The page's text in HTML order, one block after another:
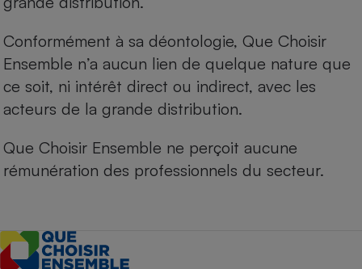
Conformément à sa déontologie, Que Choisir
Ensemble n’a aucun lien de quelque nature que
ce soit, ni intérêt direct ou indirect, avec les
acteurs de la grande distribution.
Que Choisir Ensemble ne perçoit aucune
rémunération des professionnels du secteur.